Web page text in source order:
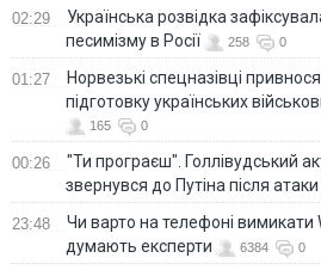
02:29
Українська розвідка
песимізму в Росії
258 0
01:27
Норвезькі спецназівці
підготовку українських
165 0
00:26
"Ти програєш". Голлівудський
звернувся до Путіна після
23:48
Чи варто на телефонi вимикати
думають експерти
6384 0